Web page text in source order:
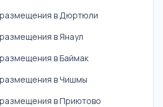
в Дюртюли
в Янаул
в Баймак
в Чишмы
в Приютово